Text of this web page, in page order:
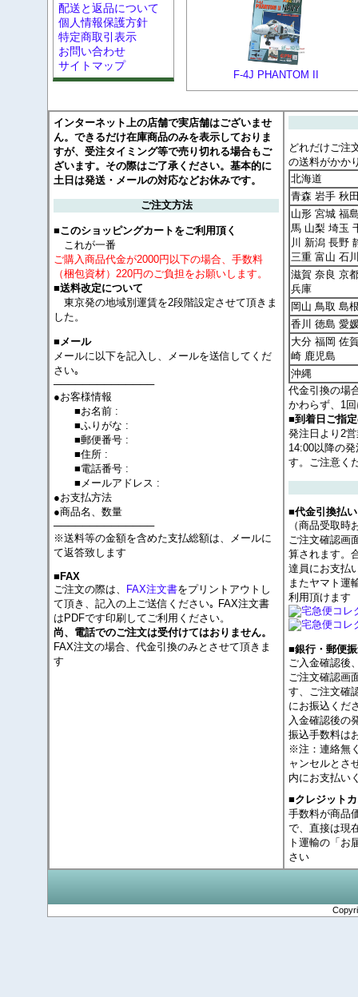
配送と返品について
個人情報保護方針
特定商取引表示
お問い合わせ
サイトマップ
F-4J PHANTOM II
インターネット上の店舗で実店舗はございませ
ん。できるだけ在庫商品のみを表示しておりま
すが、受注タイミング等で売り切れる場合もご
ざいます。その際はご了承ください。基本的に
土日は発送・メールの対応などお休みです。
ご注文方法
■このショッピングカートをご利用頂く
これが一番
ご購入商品代金が2000円以下の場合、手数料
（梱包資材）220円のご負担をお願いします。
■送料改定について
東京発の地域別運賃を2段階設定させて頂きま
した。
■メール
メールに以下を記入し、メールを送信してくだ
さい｡
──────────────
●お客様情報
■お名前 :
■ふりがな :
■郵便番号 :
■住所 :
■電話番号 :
■メールアドレス :
●お支払方法
●商品名、数量
──────────────
※送料等の金額を含めた支払総額は、メールに
て返答致します
■FAX
ご注文の際は、 FAX注文書をプリントアウトし
て頂き、記入の上ご送信ください｡ FAX注文書
はPDFです印刷してご利用ください。
尚、電話でのご注文は受付けてはおりません。
FAX注文の場合、代金引換のみとさせて頂きま
す
どれだけご注
の送料がかか
北海道
青森 岩手 秋
山形 宮城 福
馬 山梨 埼玉
川 新潟 長野
三重 富山 石
滋賀 奈良 京
兵庫
岡山 鳥取 島
香川 徳島 愛
大分 福岡 佐
崎 鹿児島
沖縄
代金引換の場
かわらず、1
■到着日ご指
発注日より2
14:00以降の
す。ご注意く
■代金引換払い
（商品受取時
ご注文確認画
算されます。
達員にお支払
またヤマト運
利用頂けます
■銀行・郵便
ご入金確認後
ご注文確認画
す、ご注文確
にお振込くだ
入金確認後の
振込手数料は
※注：連絡無
ャンセルとさ
内にお支払い
■クレジット
手数料が商品
で、直接は現
ト運輸の「お
さい